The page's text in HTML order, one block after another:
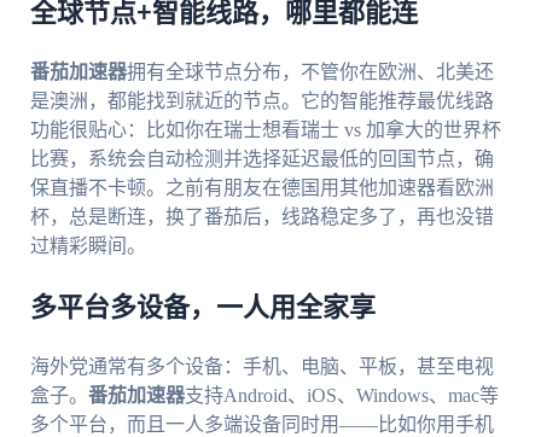
全球节点+智能线路，哪里都能连
番茄加速器拥有全球节点分布，不管你在欧洲、北美还
是澳洲，都能找到就近的节点。它的智能推荐最优线路
功能很贴心：比如你在瑞士想看瑞士 vs 加拿大的世界杯
比赛，系统会自动检测并选择延迟最低的回国节点，确
保直播不卡顿。之前有朋友在德国用其他加速器看欧洲
杯，总是断连，换了番茄后，线路稳定多了，再也没错
过精彩瞬间。
多平台多设备，一人用全家享
海外党通常有多个设备：手机、电脑、平板，甚至电视
盒子。 番茄加速器支持Android、iOS、Windows、mac等
多个平台，而且一人多端设备同时用——比如你用手机